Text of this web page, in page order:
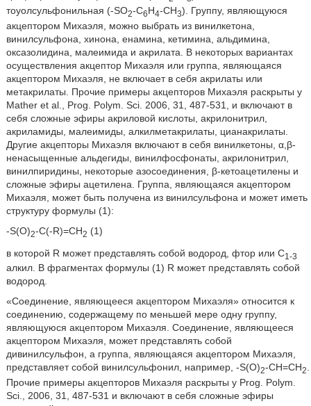
тоуолсульфонильная (-SO2-C6H4-CH3). Группу, являющуюся
акцептором Михаэля, можно выбрать из винилкетона,
винилсульфона, хинона, енамина, кетимина, альдимина,
оксазолидина, малеимида и акрилата. В некоторых вариантах
осуществления акцептор Михаэля или группа, являющаяся
акцептором Михаэля, не включает в себя акрилаты или
метакрилаты. Прочие примеры акцепторов Михаэля раскрыты у
Mather et al., Prog. Polym. Sci. 2006, 31, 487-531, и включают в
себя сложные эфиры акриловой кислоты, акрилонитрил,
акриламиды, малеимиды, алкилметакрилаты, цианакрилаты.
Другие акцепторы Михаэля включают в себя винилкетоны, α,β-
ненасыщенные альдегиды, винилфосфонаты, акрилонитрил,
винилпиридины, некоторые азосоединения, β-кетоацетилены и
сложные эфиры ацетилена. Группа, являющаяся акцептором
Михаэля, может быть получена из винилсульфона и может иметь
структуру формулы (1):
-S(O)2-C(-R)=CH2 (1)
в которой R может представлять собой водород, фтор или C1-3
алкил. В фрагментах формулы (1) R может представлять собой
водород.
«Соединение, являющееся акцептором Михаэля» относится к
соединению, содержащему по меньшей мере одну группу,
являющуюся акцептором Михаэля. Соединение, являющееся
акцептором Михаэля, может представлять собой
дивинилсульфон, а группа, являющаяся акцептором Михаэля,
представляет собой винилсульфонил, например, -S(O)2-CH=CH2.
Прочие примеры акцепторов Михаэля раскрыты у Prog. Polym.
Sci., 2006, 31, 487-531 и включают в себя сложные эфиры